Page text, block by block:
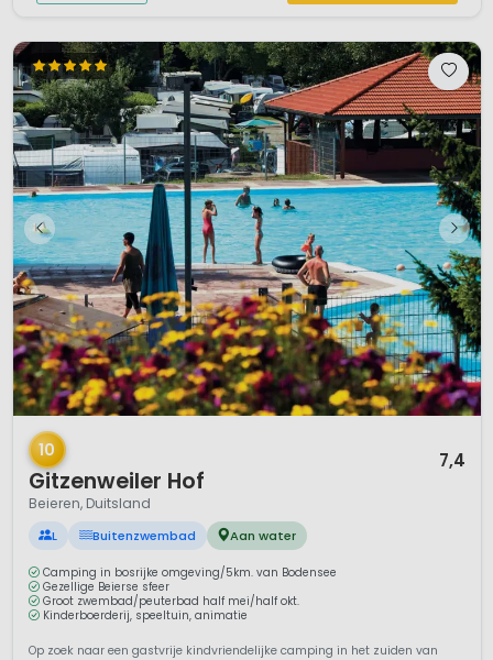
1 / 12
10
Gitzenweiler Hof
7,4
Beieren, Duitsland
L Buitenzwembad Aan water
Camping in bosrijke omgeving/5km. van Bodensee
Gezellige Beierse sfeer
Groot zwembad/peuterbad half mei/half okt.
Kinderboerderij, speeltuin, animatie
Op zoek naar een gastvrije kindvriendelijke camping in het zuiden van